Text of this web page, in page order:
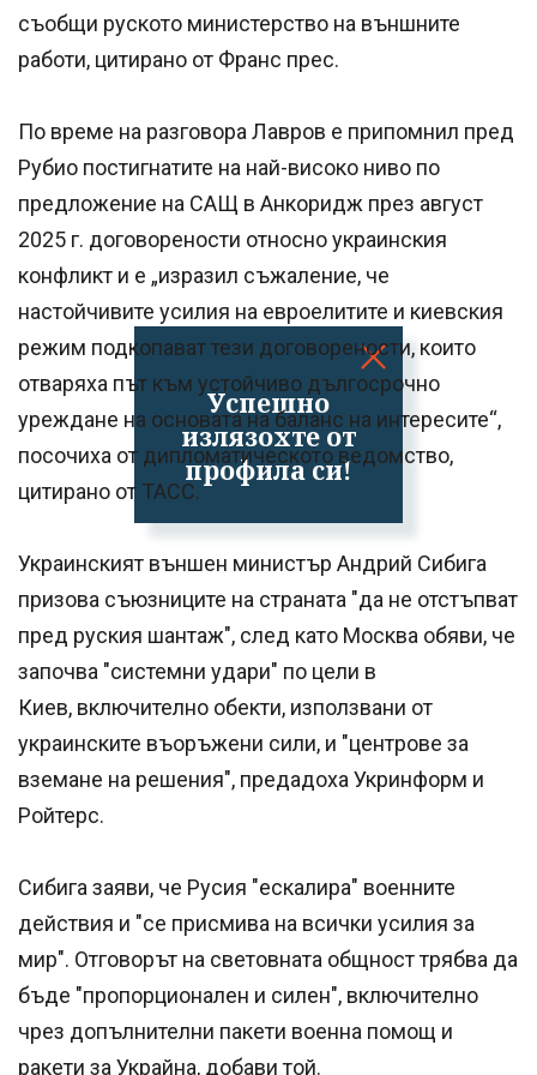
Успешно
излязохте от
профила си!
съобщи руското министерство на външните
работи, цитирано от Франс прес.
По време на разговора Лавров е припомнил пред
Рубио постигнатите на най-високо ниво по
предложение на САЩ в Анкоридж през август
2025 г. договорености относно украинския
конфликт и е „изразил съжаление, че
настойчивите усилия на евроелитите и киевския
режим подкопават тези договорености, които
отваряха път към устойчиво дългосрочно
уреждане на основата на баланс на интересите“,
посочиха от дипломатическото ведомство,
цитирано от ТАСС.
Украинският външен министър Андрий Сибига
призова съюзниците на страната "да не отстъпват
пред руския шантаж", след като Москва обяви, че
започва "системни удари" по цели в
Киев, включително обекти, използвани от
украинските въоръжени сили, и "центрове за
вземане на решения", предадоха Укринформ и
Ройтерс.
Сибига заяви, че Русия "ескалира" военните
действия и "се присмива на всички усилия за
мир". Отговорът на световната общност трябва да
бъде "пропорционален и силен", включително
чрез допълнителни пакети военна помощ и
ракети за Украйна, добави той.